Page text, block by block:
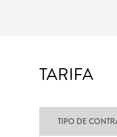
TARIFA
TIPO DE